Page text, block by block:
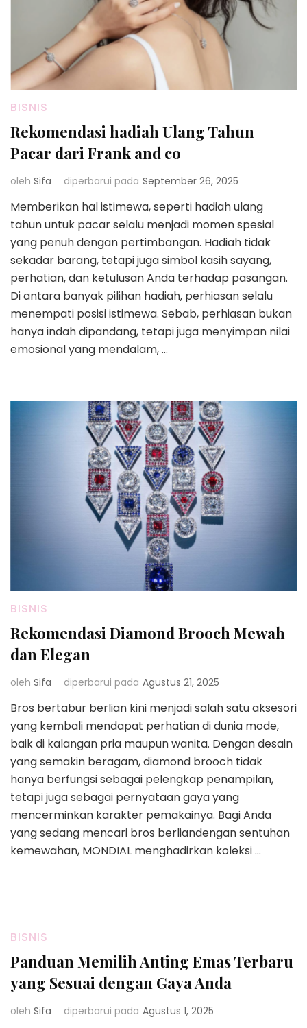
BISNIS
Rekomendasi hadiah Ulang Tahun
Pacar dari Frank and co
oleh Sifa diperbarui pada September 26, 2025
Memberikan hal istimewa, seperti hadiah ulang
tahun untuk pacar selalu menjadi momen spesial
yang penuh dengan pertimbangan. Hadiah tidak
sekadar barang, tetapi juga simbol kasih sayang,
perhatian, dan ketulusan Anda terhadap pasangan.
Di antara banyak pilihan hadiah, perhiasan selalu
menempati posisi istimewa. Sebab, perhiasan bukan
hanya indah dipandang, tetapi juga menyimpan nilai
emosional yang mendalam, …
BISNIS
Rekomendasi Diamond Brooch Mewah
dan Elegan
oleh Sifa diperbarui pada Agustus 21, 2025
Bros bertabur berlian kini menjadi salah satu aksesori
yang kembali mendapat perhatian di dunia mode,
baik di kalangan pria maupun wanita. Dengan desain
yang semakin beragam, diamond brooch tidak
hanya berfungsi sebagai pelengkap penampilan,
tetapi juga sebagai pernyataan gaya yang
mencerminkan karakter pemakainya. Bagi Anda
yang sedang mencari bros berliandengan sentuhan
kemewahan, MONDIAL menghadirkan koleksi …
BISNIS
Panduan Memilih Anting Emas Terbaru
yang Sesuai dengan Gaya Anda
oleh Sifa diperbarui pada Agustus 1, 2025